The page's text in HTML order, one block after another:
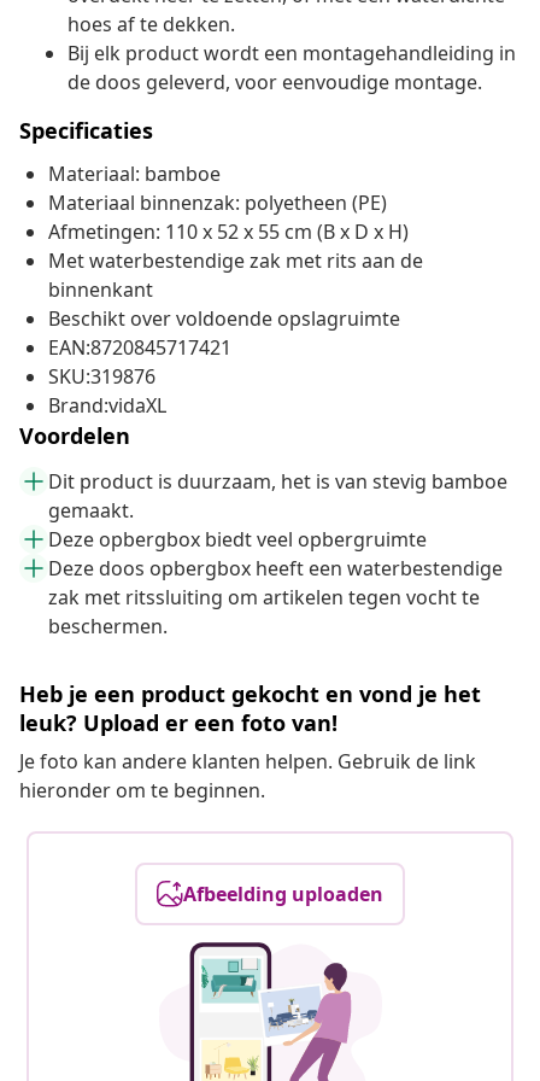
hoes af te dekken.
Bij elk product wordt een montagehandleiding in
de doos geleverd, voor eenvoudige montage.
Specificaties
Materiaal: bamboe
Materiaal binnenzak: polyetheen (PE)
Afmetingen: 110 x 52 x 55 cm (B x D x H)
Met waterbestendige zak met rits aan de
binnenkant
Beschikt over voldoende opslagruimte
EAN:8720845717421
SKU:319876
Brand:vidaXL
Voordelen
Dit product is duurzaam, het is van stevig bamboe
gemaakt.
Deze opbergbox biedt veel opbergruimte
Deze doos opbergbox heeft een waterbestendige
zak met ritssluiting om artikelen tegen vocht te
beschermen.
Heb je een product gekocht en vond je het
leuk? Upload er een foto van!
Je foto kan andere klanten helpen. Gebruik de link
hieronder om te beginnen.
Afbeelding uploaden